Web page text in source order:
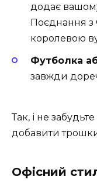
додає
Поєднання з
королевою
Футболка
завжди
Так, і не
добавити
Офісний